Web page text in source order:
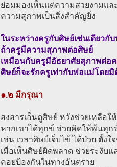
ย่อมมองเห็นแต่ความสวยงามแ
ความสุภาพเป็นสิ่งสำคัญยิ่ง
ในระหว่างครูกับศิษย์เช่นเดียวกั
ถ้าครูมีความสุภาพต่อศิษย์
เหมือนกับครูมีอัธยาศัยสุภาพต่อ
ศิษย์ก็จะรักครูเท่ากับพ่อแม่โดยมิ
๑.๒ มีกรุณา
สงสารเอ็นดูศิษย์ หวังช่วยเหลือใ
หากเขาได้ทุกข์ ช่วยคิดให้พ้นทุก
เช่น เวลาศิษย์เจ็บไข้ ได้ป่วย ตั้ง
เมื่อเห็นศิษย์ผิดพลาด ช่วยระงับ
คอยป้องกันในทางอันตราย